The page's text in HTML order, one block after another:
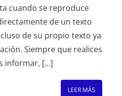
cuando se reproduce
de un texto
de su propio texto ya
Siempre que realices
informar, […]
LEER MÁS